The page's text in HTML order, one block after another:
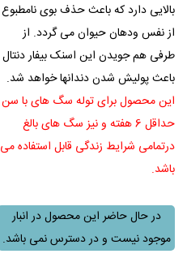
بالایی دارد که باعث حذف بوی نامطبوع
از نفس ودهان حیوان می گردد. از
طرفی هم جویدن این اسنک بیفار دنتال
باعث پولیش شدن دندانها خواهد شد.
این محصول برای توله سگ های با سن
حداقل 6 هفته و نیز سگ های بالغ
درتمامی شرایط زندگی قابل استفاده می
باشد.
در حال حاضر این محصول در انبار
موجود نیست و در دسترس نمی باشد.